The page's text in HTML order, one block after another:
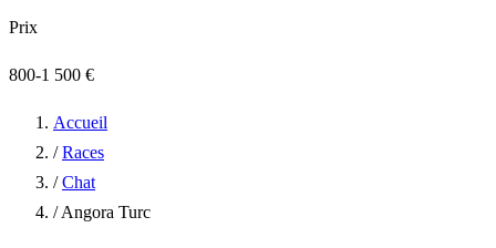
Prix
800-1 500 €
Accueil
/ Races
/ Chat
/ Angora Turc